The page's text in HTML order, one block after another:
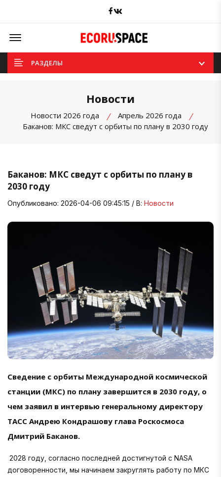
Facebook
Offcanvas Menu Open
РАЗДЕЛЫ
Новости
Новости 2026 года
Апрель 2026 года
Баканов: МКС сведут с орбиты по плану в 2030 году
Баканов: МКС сведут с орбиты по плану в
2030 году
Опубликовано: 2026-04-06 09:45:15 / В: Новости
Сведение с орбиты Международной космической
станции (МКС) по плану завершится в 2030 году, о
чем заявил в интервью генеральному директору
ТАСС Андрею Кондрашову глава Роскосмоса
Дмитрий Баканов.
2028 году, согласно последней достигнутой с NASA
договоренности, мы начинаем закруглять работу по МКС